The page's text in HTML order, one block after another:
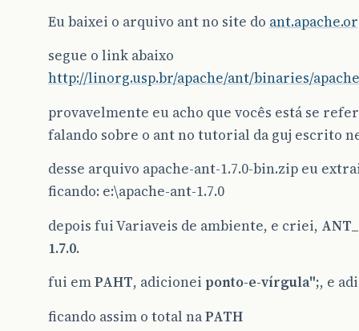
Eu baixei o arquivo ant no site do
segue o link abaixo
http://linorg.usp.br/apache/ant/binaries/
provavelmente eu acho que vocês está se
falando sobre o ant no tutorial da guj escrito
desse arquivo apache-ant-1.7.0-bin.zip eu
ficando: e:\apache-ant-1.7.0
depois fui Variaveis de ambiente, e criei,
1.7.0.
fui emPAHT, adicionei ponto-e-vírgula";, e
ficando assim o total naPATH